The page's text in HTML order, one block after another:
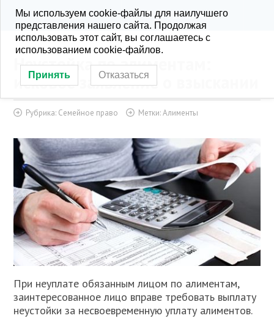
KONRA.RU РУБРИКИ
Неустойка по алиментам:
исковое заявление о взыскании
Рубрика: Семейное право Метки:Алименты
При неуплате обязанным лицом по алиментам,
заинтересованное лицо вправе требовать выплату
неустойки за несвоевременную уплату алиментов.
Мы используем cookie-файлы для наилучшего
представления нашего сайта. Продолжая
использовать этот сайт, вы соглашаетесь с
использованием cookie-файлов.
Принять Отказаться